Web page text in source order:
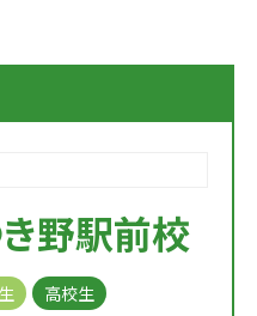
野駅前校
高校生